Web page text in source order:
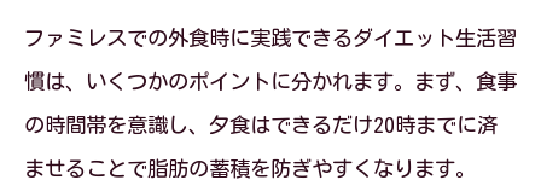
ファミレスでの外食時に実践できるダイエット生活習
慣は、いくつかのポイントに分かれます。まず、食事
の時間帯を意識し、夕食はできるだけ20時までに済
ませることで脂肪の蓄積を防ぎやすくなります。